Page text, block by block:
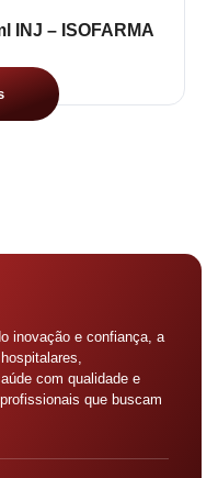
INJ – ISOFARMA
inovação e confiança, a
com qualidade e
que buscam